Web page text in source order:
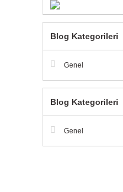
Blog Kategorileri
Genel
Blog Kategorileri
Genel